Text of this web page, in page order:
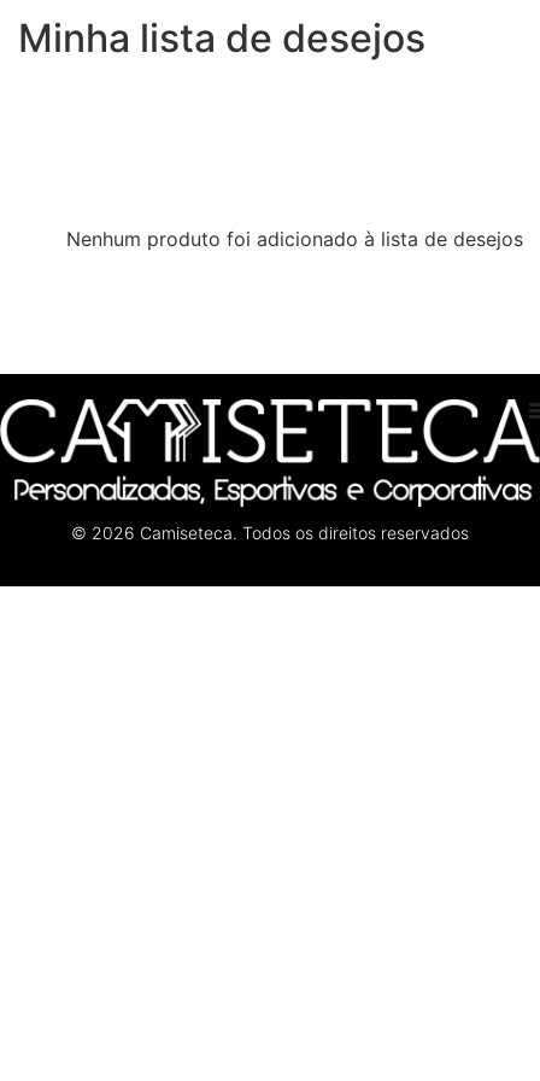
Minha lista de desejos
Nenhum produto foi adicionado à lista de desejos
© 2026 Camiseteca. Todos os direitos reservados